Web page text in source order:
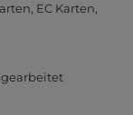
EC Karten,